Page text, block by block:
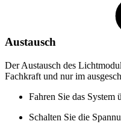
Austausch
Der Austausch des
Fachkraft und nur im
Fahren Sie das System
Schalten Sie die